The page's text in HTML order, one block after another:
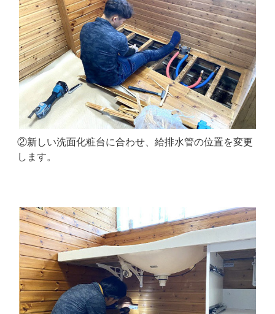
②新しい洗面化粧台に合わせ、給排水管の位置を変更
します。